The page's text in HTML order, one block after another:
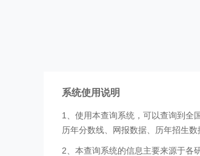
系统使用说明
1、使用本查询系统，可以查询到全
历年分数线、网报数据、历年招生
2、本查询系统的信息主要来源于各